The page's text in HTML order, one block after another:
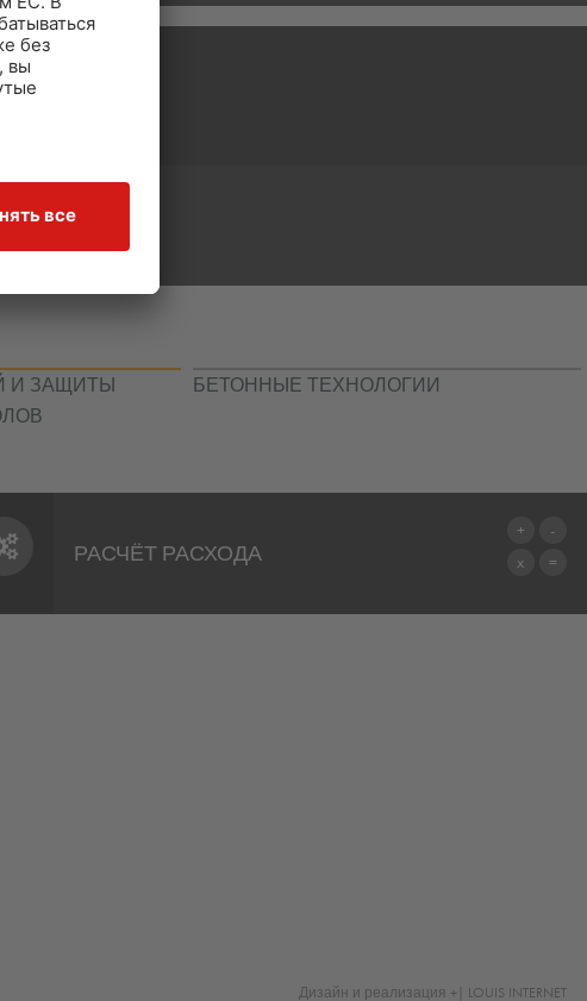
И ЗАЩИТЫ
БЕТОННЫЕ ТЕХНОЛОГИИ
РАСЧЁТ РАСХОДА
Дизайн и реализация +| LOUIS INTERNET